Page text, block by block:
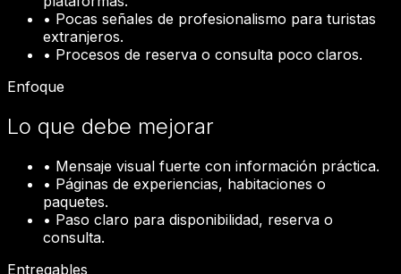
• Pocas señales de profesionalismo para turistas
extranjeros.
• Procesos de reserva o consulta poco claros.
Enfoque
Lo que debe mejorar
• Mensaje visual fuerte con información práctica.
• Páginas de experiencias, habitaciones o
paquetes.
• Paso claro para disponibilidad, reserva o
consulta.
Entregables